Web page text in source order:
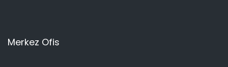
Merkez Ofis